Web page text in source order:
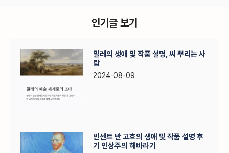
인기글 보기
밀레의 생애 및 작품 설명, 씨 뿌리는 사
람
2024-08-09
빈센트 반 고흐의 생애 및 작품 설명 후
기 인상주의 해바라기